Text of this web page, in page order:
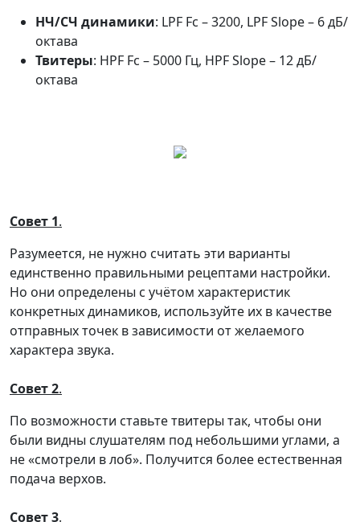
НЧ/СЧ динамики: LPF Fc – 3200, LPF Slope – 6 дБ/
октава
Твитеры: HPF Fc – 5000 Гц, HPF Slope – 12 дБ/
октава
Совет 1.
Разумеется, не нужно считать эти варианты
единственно правильными рецептами настройки.
Но они определены с учётом характеристик
конкретных динамиков, используйте их в качестве
отправных точек в зависимости от желаемого
характера звука.
Совет 2.
По возможности ставьте твитеры так, чтобы они
были видны слушателям под небольшими углами, а
не «смотрели в лоб». Получится более естественная
подача верхов.
Совет 3.